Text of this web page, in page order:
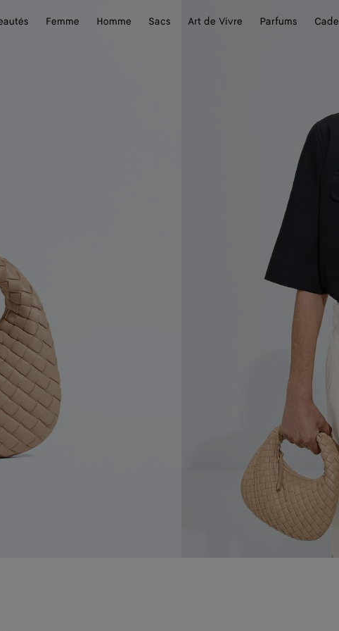
Femme Homme Sacs Art de Vivre Parfums